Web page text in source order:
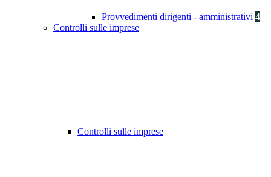
Provvedimenti dirigenti - amministrativi 4
Controlli sulle imprese
Controlli sulle imprese